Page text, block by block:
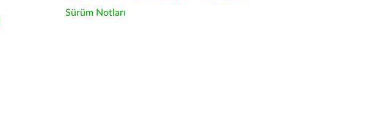
Sürüm Notları